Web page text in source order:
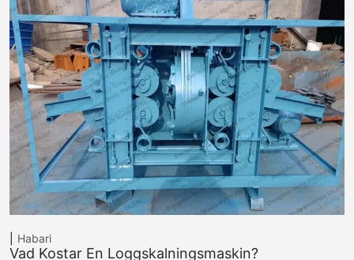
Habari
Vad Kostar En Loggskalningsmaskin?